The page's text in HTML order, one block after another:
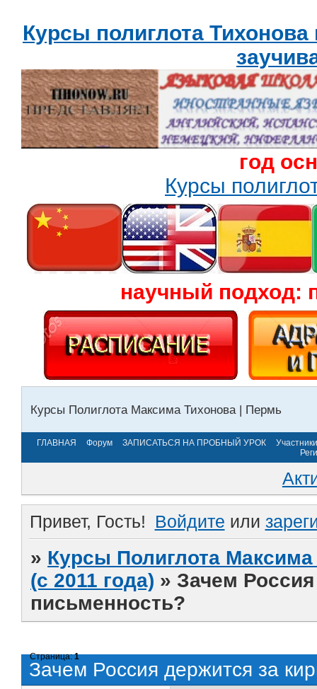
Курсы полиглота
год
Курсы
научный подход:
Курсы Полиглота Максима Тихонова | Пермь
ГЛАВНАЯ Форум ЗАПИСАТЬСЯ НА ПРОБНЫЙ УРОК
Участники
Привет, Гость! Войдите или
» Курсы Полиглота
(с 2011 года) »Зачем
письменность?
Зачем Россия держится за
Страница:1